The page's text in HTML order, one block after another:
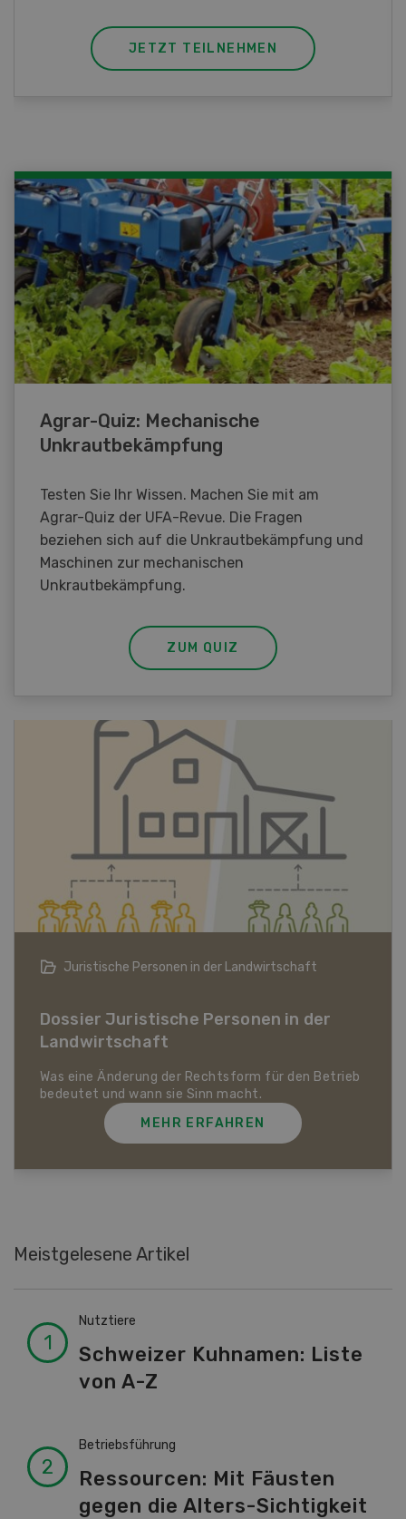
JETZT TEILNEHMEN
Agrar-Quiz: Mechanische
Unkrautbekämpfung
Testen Sie Ihr Wissen. Machen Sie mit am
Agrar-Quiz der UFA-Revue. Die Fragen
beziehen sich auf die Unkrautbekämpfung und
Maschinen zur mechanischen
Unkrautbekämpfung.
ZUM QUIZ
Bio-Artikel
Dossier Bio-Artikel
MEHR ERFAHREN
Meistgelesene Artikel
Nutztiere
Schweizer Kuhnamen: Liste
von A-Z
Betriebsführung
Ressourcen: Mit Fäusten
gegen die Alters-Sichtigkeit